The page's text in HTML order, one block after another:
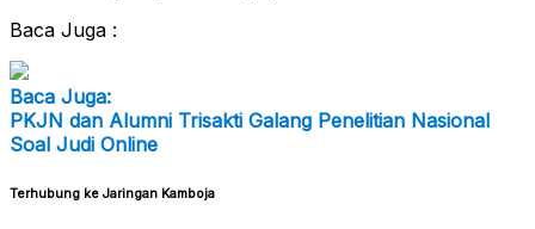
Baca Juga :
Baca Juga:
PKJN dan Alumni Trisakti Galang Penelitian Nasional
Soal Judi Online
Terhubung ke Jaringan Kamboja